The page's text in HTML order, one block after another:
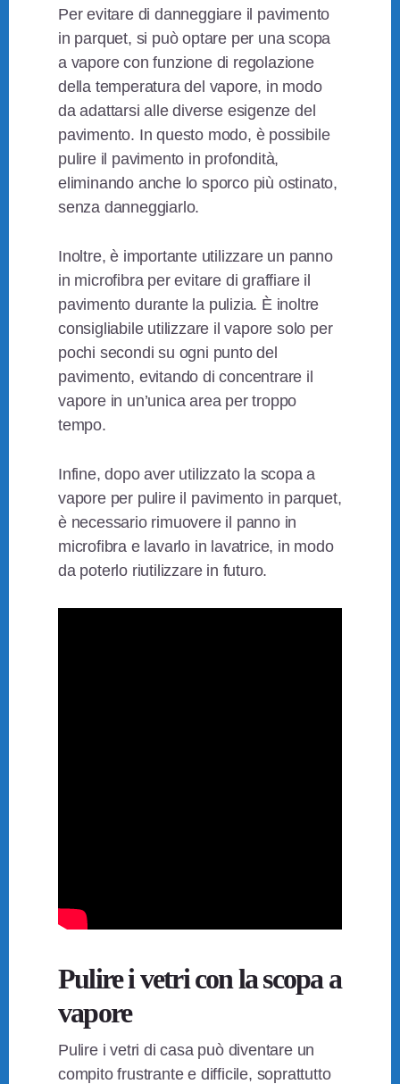
Per evitare di danneggiare il pavimento
in parquet, si può optare per una scopa
a vapore con funzione di regolazione
della temperatura del vapore, in modo
da adattarsi alle diverse esigenze del
pavimento. In questo modo, è possibile
pulire il pavimento in profondità,
eliminando anche lo sporco più ostinato,
senza danneggiarlo.
Inoltre, è importante utilizzare un panno
in microfibra per evitare di graffiare il
pavimento durante la pulizia. È inoltre
consigliabile utilizzare il vapore solo per
pochi secondi su ogni punto del
pavimento, evitando di concentrare il
vapore in un’unica area per troppo
tempo.
Infine, dopo aver utilizzato la scopa a
vapore per pulire il pavimento in parquet,
è necessario rimuovere il panno in
microfibra e lavarlo in lavatrice, in modo
da poterlo riutilizzare in futuro.
Pulire i vetri con la scopa a
vapore
Pulire i vetri di casa può diventare un
compito frustrante e difficile, soprattutto